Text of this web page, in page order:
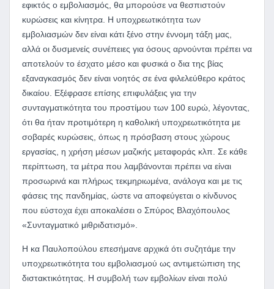
εφικτός ο εμβολιασμός, θα μπορούσε να θεσπιστούν
κυρώσεις και κίνητρα. Η υποχρεωτικότητα των
εμβολιασμών δεν είναι κάτι ξένο στην έννομη τάξη μας,
αλλά οι δυσμενείς συνέπειες για όσους αρνούνται πρέπει να
αποτελούν το έσχατο μέσο και φυσικά ο δια της βίας
εξαναγκασμός δεν είναι νοητός σε ένα φιλελεύθερο κράτος
δικαίου. Εξέφρασε επίσης επιφυλάξεις για την
συνταγματικότητα του προστίμου των 100 ευρώ, λέγοντας,
ότι θα ήταν προτιμότερη η καθολική υποχρεωτικότητα με
σοβαρές κυρώσεις, όπως η πρόσβαση στους χώρους
εργασίας, η χρήση μέσων μαζικής μεταφοράς κλπ. Σε κάθε
περίπτωση, τα μέτρα που λαμβάνονται πρέπει να είναι
προσωρινά και πλήρως τεκμηριωμένα, ανάλογα και με τις
φάσεις της πανδημίας, ώστε να αποφεύγεται ο κίνδυνος
που εύστοχα έχει αποκαλέσει ο Σπύρος Βλαχόπουλος
«Συνταγματικό μιθριδατισμό».
Η κα Παυλοπούλου επεσήμανε αρχικά ότι συζητάμε την
υποχρεωτικότητα του εμβολιασμού ως αντιμετώπιση της
διστακτικότητας. Η συμβολή των εμβολίων είναι πολύ